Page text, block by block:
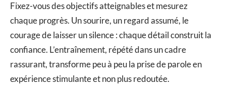
Fixez-vous des objectifs atteignables et mesurez
chaque progrès. Un sourire, un regard assumé, le
courage de laisser un silence : chaque détail construit la
confiance. L’entraînement, répété dans un cadre
rassurant, transforme peu à peu la prise de parole en
expérience stimulante et non plus redoutée.